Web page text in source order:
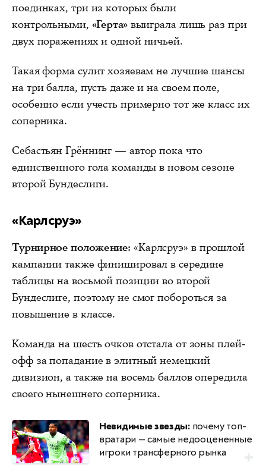
поединках, три из которых были
контрольными, «Герта»выиграла лишь раз при
двух поражениях и одной ничьей.
Такая форма сулит хозяевам не лучшие шансы
на три балла, пусть даже и на своем поле,
особенно если учесть примерно тот же класс их
соперника.
Себастьян Грённинг — автор пока что
единственного гола команды в новом сезоне
второй Бундеслиги.
«Карлсруэ»
Турнирное положение: «Карлсруэ» в прошлой
кампании также финишировал в середине
таблицы на восьмой позиции во второй
Бундеслиге, поэтому не смог побороться за
повышение в классе.
Команда на шесть очков отстала от зоны плей-
офф за попадание в элитный немецкий
дивизион, а также на восемь баллов опередила
своего нынешнего соперника.
Невидимые звезды:почему топ-
вратари — самые недооцененные
игроки трансферного рынка